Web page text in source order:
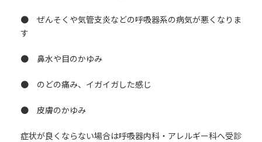
● ぜんそくや気管支炎などの呼吸器系の病気が悪くなりま
す
● 鼻水や目のかゆみ
● のどの痛み、イガイガした感じ
● 皮膚のかゆみ
症状が良くならない場合は呼吸器内科・アレルギー科へ受診